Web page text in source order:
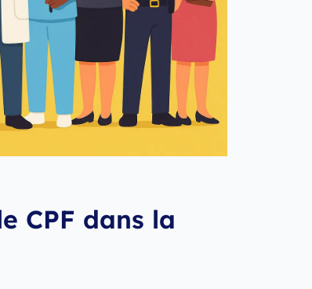
CPF dans la